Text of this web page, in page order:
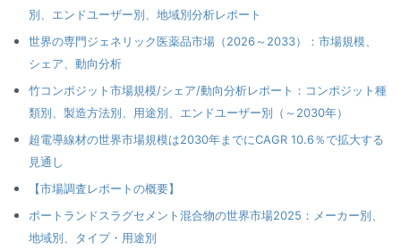
別、エンドユーザー別、地域別分析レポート
世界の専門ジェネリック医薬品市場（2026～2033）：市場規模、
シェア、動向分析
竹コンポジット市場規模/シェア/動向分析レポート：コンポジット種
類別、製造方法別、用途別、エンドユーザー別（～2030年）
超電導線材の世界市場規模は2030年までにCAGR 10.6％で拡大する
見通し
【市場調査レポートの概要】
ポートランドスラグセメント混合物の世界市場2025：メーカー別、
地域別、タイプ・用途別